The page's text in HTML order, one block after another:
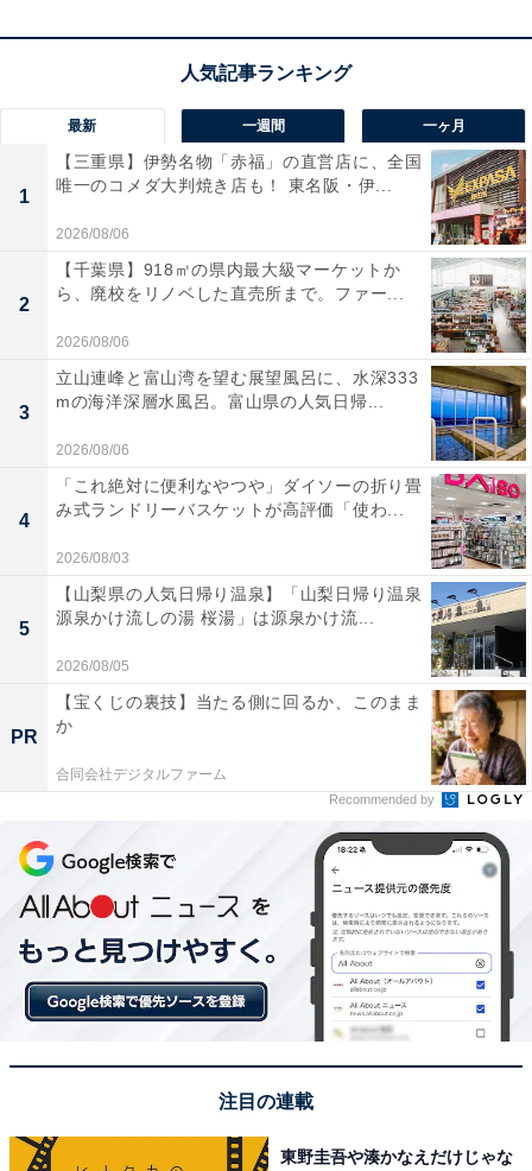
る可能性もあります。
リビングを大迫力の映画館に変える、 ソニー・ブラビア
の65インチ4K液晶テレビです。10畳以上の広いリビン
グに最適な大画面で、ソニーが誇る高画質プロセッサー
「X1」を搭載。ネット動画や地上デジタル放送など、あ
らゆる映像をリアルタイムで分析し、色の鮮やかさとコ
ントラストを向上させ美しい4K画質へとアップスキャン
してくれます。
OSには便利な「Google TV」を採用しており、YouTube
やNetflix、Amazon Prime Videoなどの主要な動画配信サ
ービスへボタンひとつでスムーズにアクセス可能。音質
面では、音の歪みを抑えた「X-Balanced Speaker」を搭
載し、立体音響技術「Dolby Atmos」にも対応している
ため、映画やライブ映像を包み込まれるような臨場感で
楽しめます。国内大手メーカーの安心感と最新のスマー
ト機能を備えた、リビングの主役にふさわしい大画面テ
レビです！
ソニー「ブラビア KJ-65X75WL」の口コミは？
ソニー「ブラビア KJ-65X75WL」には以下のような口コ
ミが寄せられています。
65インチの大画面は大迫力で、映画やスポーツ観戦
の楽しさが倍増しました。ソニーらしい自然で鮮や
かな発色にとても満足しています
Google TVの動作が非常にサクサクでストレスがあ
りません。リモコンのボタンから一瞬で各種サブス
す
最新 一週間 一ヶ月
1
【三重県】伊勢名物「赤福」の直営店に、全国
唯一のコメダ大判焼き店も！ 東名阪・伊...
2026/08/06
2
【千葉県】918㎡の県内最大級マーケットか
ら、廃校をリノベした直売所まで。ファー...
2026/08/06
3
立山連峰と富山湾を望む展望風呂に、水深333
mの海洋深層水風呂。富山県の人気日帰...
2026/08/06
4
「これ絶対に便利なやつや」ダイソーの折り畳
み式ランドリーバスケットが高評価「使わ...
2026/08/03
5
【山梨県の人気日帰り温泉】「山梨日帰り温泉
源泉かけ流しの湯 桜湯」は源泉かけ流...
2026/08/05
PR
【宝くじの裏技】当たる側に回るか、このまま
か
合同会社デジタルファーム
Recommended by
注目の連載
東野圭吾や湊かなえだけじゃな